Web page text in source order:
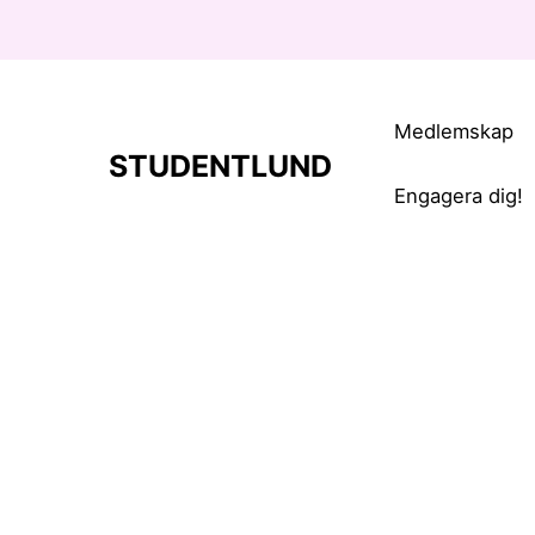
STUDENTLUND
Medlemskap
Engagera dig!